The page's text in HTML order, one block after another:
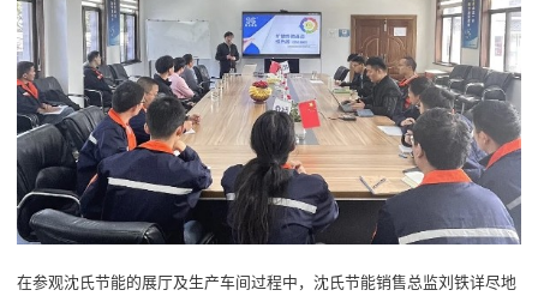
在参观沈氏节能的展厅及生产车间过程中，沈氏节能销售总监刘铁详尽地